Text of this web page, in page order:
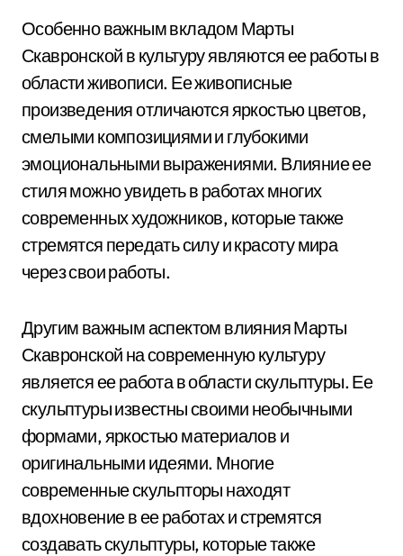
Особенно важным вкладом Марты
Скавронской в культуру являются ее работы в
области живописи. Ее живописные
произведения отличаются яркостью цветов,
смелыми композициями и глубокими
эмоциональными выражениями. Влияние ее
стиля можно увидеть в работах многих
современных художников, которые также
стремятся передать силу и красоту мира
через свои работы.
Другим важным аспектом влияния Марты
Скавронской на современную культуру
является ее работа в области скульптуры. Ее
скульптуры известны своими необычными
формами, яркостью материалов и
оригинальными идеями. Многие
современные скульпторы находят
вдохновение в ее работах и стремятся
создавать скульптуры, которые также